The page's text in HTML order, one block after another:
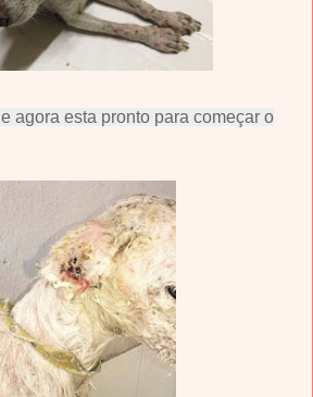
agora esta pronto para começar o